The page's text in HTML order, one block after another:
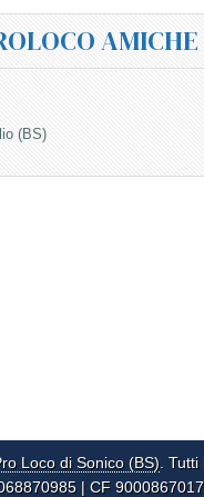
AMICHE
(BS)
Loco di Sonico (BS). Tutti
| CF